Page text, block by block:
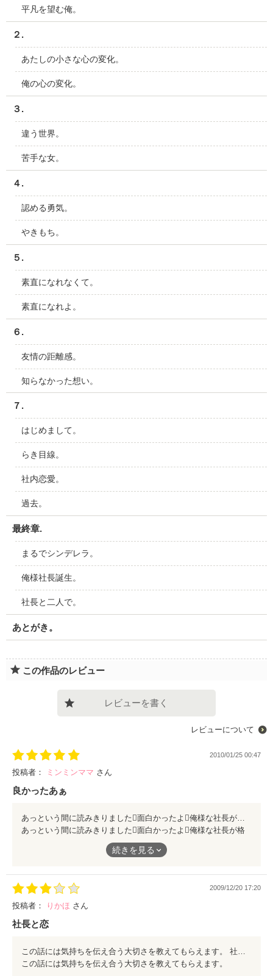
平凡を望む俺。
２.
あたしの小さな心の変化。
俺の心の変化。
３.
違う世界。
苦手な女。
４.
認める勇気。
やきもち。
５.
素直になれなくて。
素直になれよ。
６.
友情の距離感。
知らなかった想い。
７.
はじめまして。
らき目線。
社内恋愛。
過去。
最終章.
まるでシンデレラ。
俺様社長誕生。
社長と二人で。
あとがき。
この作品のレビュー
レビューを書く
レビューについて
2010/01/25 00:47
投稿者： ミンミンママ さん
良かったあぁ
あっという間に読みきりました面白かったよ俺様な社長が格好良くて口悪いんだけど優しい
あっという間に読みきりました面白かったよ俺様な社長が格
好良くて口悪いんだけど優しい
続きを見る
2009/12/20 17:20
投稿者： りかほ さん
社長と恋
この話には気持ちを伝え合う大切さを教えてもらえます。